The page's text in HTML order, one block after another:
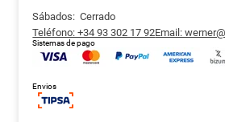
Sábados: Cerrado
Teléfono: +34 93 302 17 92Email:
Sistemas de pago
Envios